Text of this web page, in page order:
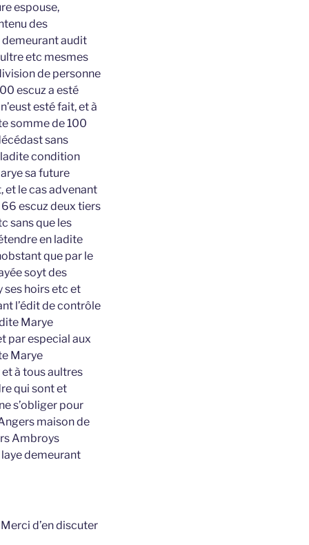
espouse,
des
demeurant audit
etc mesmes
de personne
escuz a esté
esté fait, et à
somme de 100
sans
ladite condition
sa future
et le cas advenant
escuz deux tiers
sans que les
en ladite
que par le
soyt des
ses hoirs etc et
l’édit de contrôle
Marye
par especial aux
Marye
à tous aultres
qui sont et
s’obliger pour
maison de
Ambroys
demeurant
Merci d’en discuter